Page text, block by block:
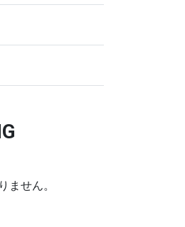
ません。